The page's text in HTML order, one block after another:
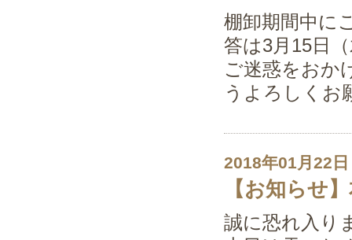
棚卸期間中に
答は3月15日
ご迷惑をおか
うよろしくお
2018年01月22日
【お知らせ
誠に恐れ入り